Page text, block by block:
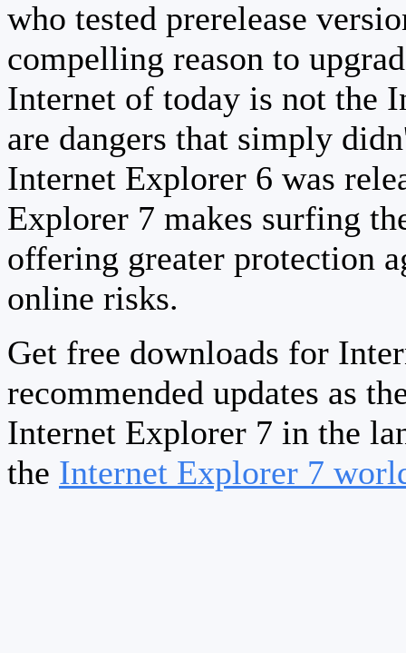
who tested prerelease
compelling reason to
Internet of today is not the
are dangers that simply
Internet Explorer 6 was
Explorer 7 makes surfing
offering greater protection
online risks.
Get free downloads for
recommended updates as
Internet Explorer 7 in the
the Internet Explorer 7